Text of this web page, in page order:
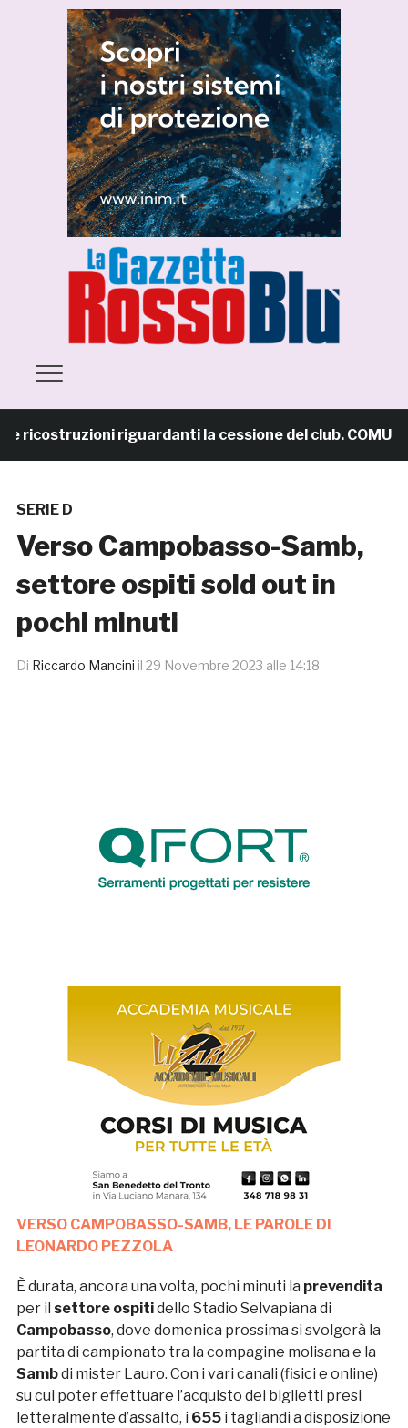
riguardanti la cessione del club.
SERIE D
Verso Campobasso-Samb,
settore ospiti sold out in
pochi minuti
Di Riccardo Mancini il 29 Novembre 2023 alle 14:18
VERSO CAMPOBASSO-SAMB, LE PAROLE DI
LEONARDO PEZZOLA
È durata, ancora una volta, pochi minuti la prevendita
per il settore ospitidello Stadio Selvapiana di
Campobasso, dove domenica prossima si svolgerà la
partita di campionato tra la compagine molisana e la
Sambdi mister Lauro. Con i vari canali (fisici e online)
su cui poter effettuare l’acquisto dei biglietti presi
letteralmente d’assalto, i 655i tagliandi a disposizione